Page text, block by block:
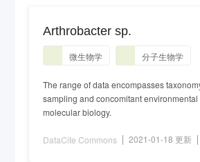
Arthrobacter sp.
微生物学 分子生物学
The range of data encompasses
sampling and concomitant
molecular biology.
DataCite Commons 2021-01-18 更新